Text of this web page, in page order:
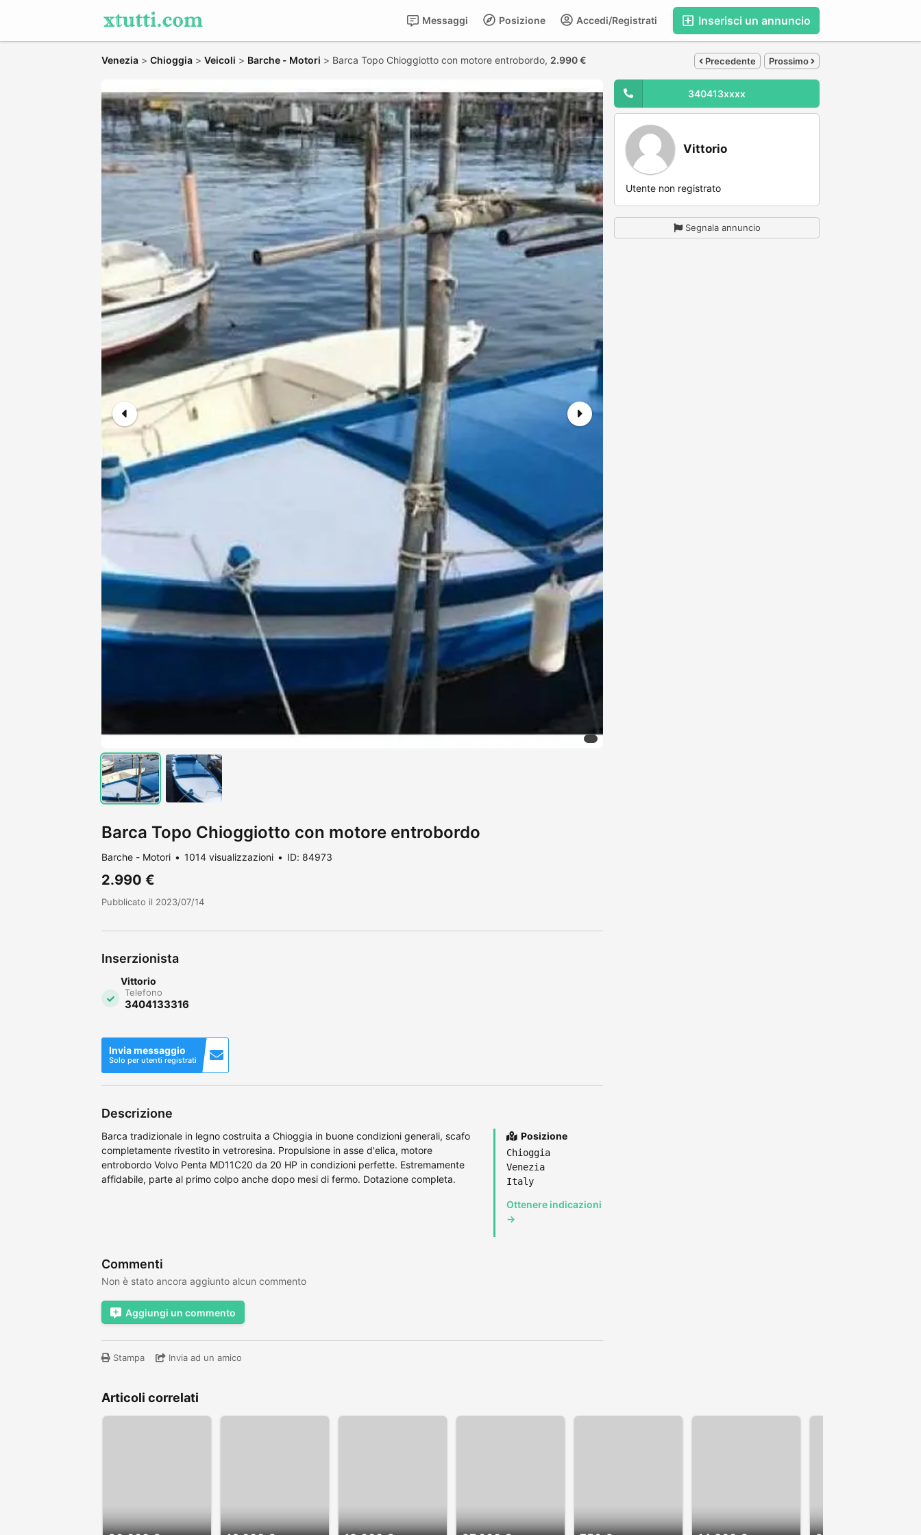
Inserisci un annuncio
Accedi/Registrati
Posizione
Messaggi
Venezia > Chioggia > Veicoli > Barche - Motori > Barca Topo Chioggiotto con motore entrobordo, 2.990 € Precedente Prossimo
Barca Topo Chioggiotto con motore entrobordo
Barche - Motori 1014 visualizzazioni ID: 84973
2.990 €
Pubblicato il 2023/07/14
Inserzionista
Vittorio
Telefono
3404133316
Invia messaggio
Solo per utenti registrati
Descrizione
Barca tradizionale in legno costruita a Chioggia in buone condizioni generali, scafo
completamente rivestito in vetroresina. Propulsione in asse d'elica, motore
entrobordo Volvo Penta MD11C20 da 20 HP in condizioni perfette. Estremamente
affidabile, parte al primo colpo anche dopo mesi di fermo. Dotazione completa.
Posizione
Chioggia
Venezia
Italy
Ottenere indicazioni
→
Commenti
Non è stato ancora aggiunto alcun commento
Aggiungi un commento
Stampa Invia ad un amico
340413xxxx
Vittorio
Utente non registrato
Segnala annuncio
Articoli correlati